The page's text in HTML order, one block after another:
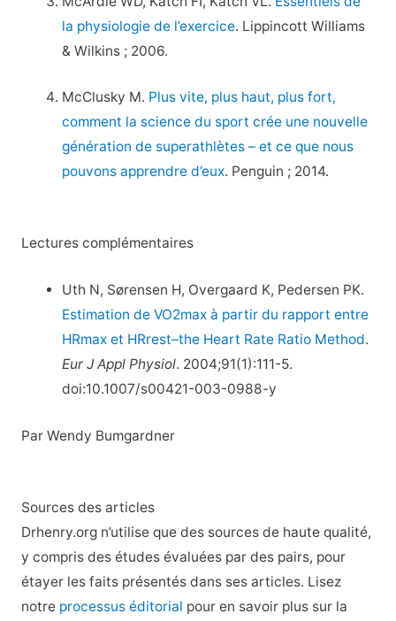
la physiologie de l’exercice. Lippincott Williams
& Wilkins ; 2006.
McClusky M. Plus vite, plus haut, plus fort,
comment la science du sport crée une nouvelle
génération de superathlètes – et ce que nous
pouvons apprendre d’eux. Penguin ; 2014.
Lectures complémentaires
Uth N, Sørensen H, Overgaard K, Pedersen PK.
Estimation de VO2max à partir du rapport entre
HRmax et HRrest–the Heart Rate Ratio Method.
Eur J Appl Physiol. 2004;91(1):111-5.
doi:10.1007/s00421-003-0988-y
Par Wendy Bumgardner
Sources des articles
Drhenry.org n’utilise que des sources de haute qualité,
y compris des études évaluées par des pairs, pour
étayer les faits présentés dans ses articles. Lisez
notre processus éditorial pour en savoir plus sur la